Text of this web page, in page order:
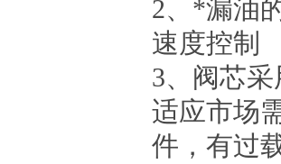
2、 *漏油
速度控制
3、 阀芯
适应市场
件，有过